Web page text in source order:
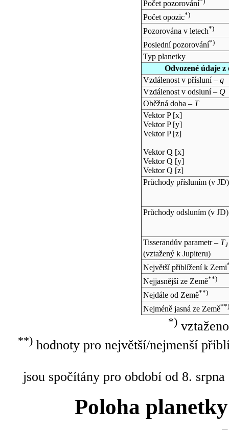
Počet pozorování
Počet opozic*)
Pozorována v letech*)
Poslední pozorování*)
Typ planetky
Odvozené údaje
Vzdálenost v přísluní – q
Vzdálenost v odsluní – Q
Oběžná doba – T
Vektor P [x]
Vektor P [y]
Vektor P [z]
Vektor Q [x]
Vektor Q [y]
Vektor Q [z]
Průchody přísluním (v JD)
Průchody odsluním (v JD)
Tisserandův parametr – TJ
(vztažený k Jupiteru)
Největší přiblížení k Zemi
Nejjasnější ze Země**)
Nejdále od Země**)
Nejméně jasná ze Země**)
*)
**)hodnoty pro největší/nejmenší
jsou spočítány pro období od 8.
Poloha